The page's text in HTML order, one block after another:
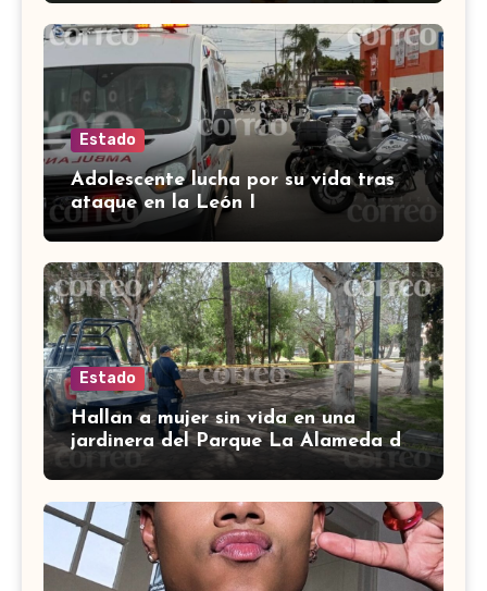
Estado
Adolescente lucha por su vida tras
ataque en la León I
Estado
Hallan a mujer sin vida en una
jardinera del Parque La Alameda de
Doctor Mora